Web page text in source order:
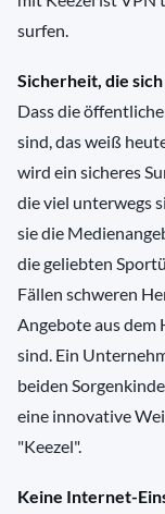
surfen.
Sicherheit, die
Dass die
sind, das weiß
wird ein sicheres
die viel unterwegs
sie die
die geliebten
Fällen schweren
Angebote aus dem
sind. Ein
beiden
eine innovative
"Keezel".
Keine Internet-